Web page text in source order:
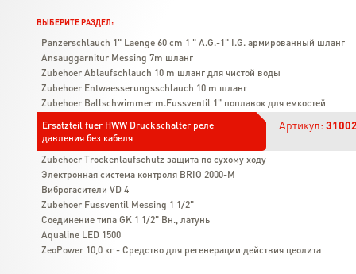
ВЫБЕРИТЕ РАЗДЕЛ:
Panzerschlauch 1" Laenge 60 cm 1 " A.G.-1" I.G. армированный шланг
Ansauggarnitur Messing 7m шланг
Zubehoer Ablaufschlauch 10 m шланг для чистой воды
Zubehoer Entwaesserungsschlauch 10 m шланг
Zubehoer Ballschwimmer m.Fussventil 1" поплавок для емкостей
Ersatzteil fuer HWW Druckschalter реле
давления без кабеля
Артикул:
Zubehoer Trockenlaufschutz защита по сухому ходу
Электронная система контроля BRIO 2000-М
Виброгасители VD 4
Zubehoer Fussventil Messing 1 1/2"
Соединение типа GK 1 1/2" Вн., латунь
Aqualine LED 1500
ZeoPower 10,0 кг - Средство для регенерации действия цеолита